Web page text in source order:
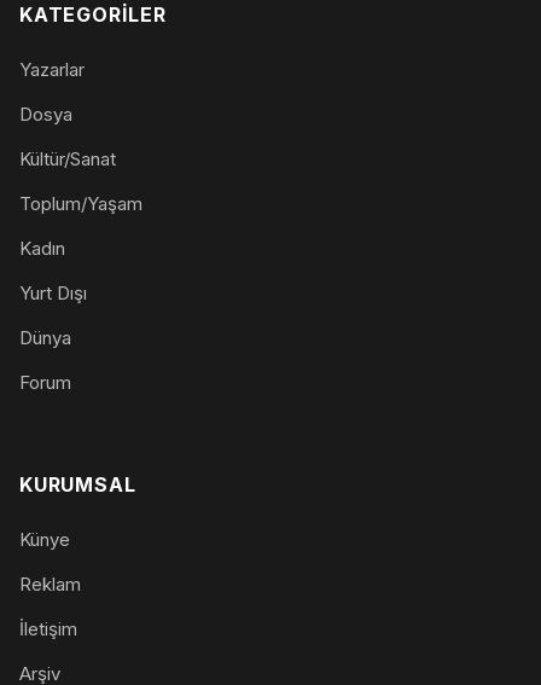
KATEGORILER
Yazarlar
Dosya
Kültür/Sanat
Toplum/Yaşam
Kadın
Yurt Dışı
Dünya
Forum
KURUMSAL
Künye
Reklam
İletişim
Arşiv